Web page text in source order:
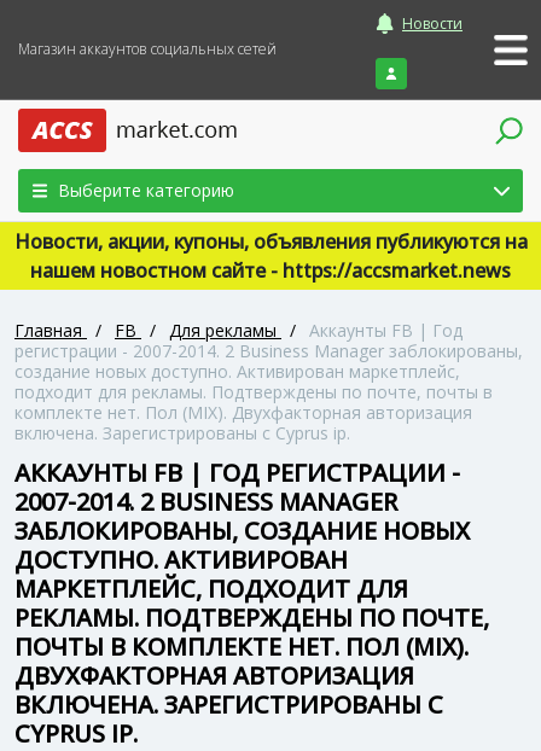
Магазин аккаунтов социальных сетей
Новости
Войти
Выберите категорию
Новости, акции, купоны, объявления публикуются на
нашем новостном сайте - https://accsmarket.news
Главная / FB / Для рекламы / Аккаунты FB | Год
регистрации - 2007-2014. 2 Business Manager заблокированы,
создание новых доступно. Активирован маркетплейс,
подходит для рекламы. Подтверждены по почте, почты в
комплекте нет. Пол (MIX). Двухфакторная авторизация
включена. Зарегистрированы с Cyprus ip.
АККАУНТЫ FB | ГОД РЕГИСТРАЦИИ -
2007-2014. 2 BUSINESS MANAGER
ЗАБЛОКИРОВАНЫ, СОЗДАНИЕ НОВЫХ
ДОСТУПНО. АКТИВИРОВАН
МАРКЕТПЛЕЙС, ПОДХОДИТ ДЛЯ
РЕКЛАМЫ. ПОДТВЕРЖДЕНЫ ПО ПОЧТЕ,
ПОЧТЫ В КОМПЛЕКТЕ НЕТ. ПОЛ (MIX).
ДВУХФАКТОРНАЯ АВТОРИЗАЦИЯ
ВКЛЮЧЕНА. ЗАРЕГИСТРИРОВАНЫ С
CYPRUS IP.